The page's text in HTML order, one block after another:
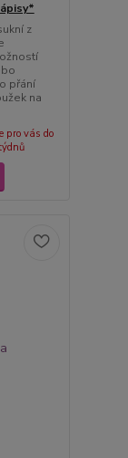
z
přání
na
pro vás do